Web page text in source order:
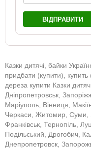
ВІДПРАВИТИ
Казки дитячі, байки
придбати (купити), купить
дереза купити Казки
Дніпропетровськ,
Маріуполь, Вінниця,
Черкаси, Житомир, Суми,
Франківськ, Тернопіль,
Подільський, Дрогобич,
Днепропетровск,